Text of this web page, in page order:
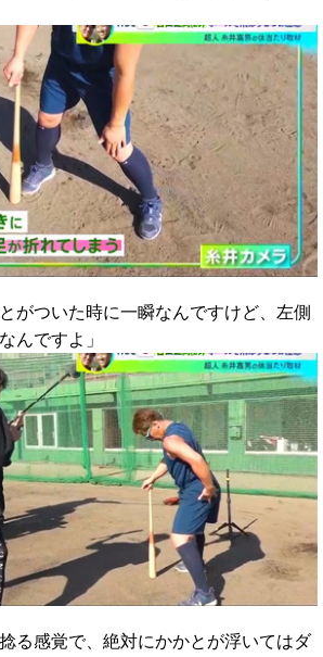
がついた時に一瞬なんですけど、左側
んですよ」
る感覚で、絶対にかかとが浮いてはダ